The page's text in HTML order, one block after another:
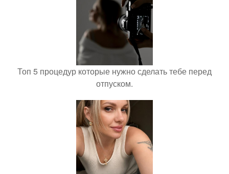
Топ 5 процедур которые нужно сделать тебе перед
отпуском.